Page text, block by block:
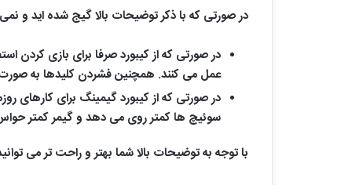
در صورتی که با ذکر توضیحات بالا گیج شده اید و
در صورتی که از کیبورد صرفا برای بازی کردن
عمل می کنند. همچنین فشردن کلیدها به صورت
در صورتی که از کیبورد گیمینگ برای کارهای
سوئیچ ها کمتر روی می دهد و گیمر کمتر
با توجه به توضیحات بالا شما بهتر و راحت تر می